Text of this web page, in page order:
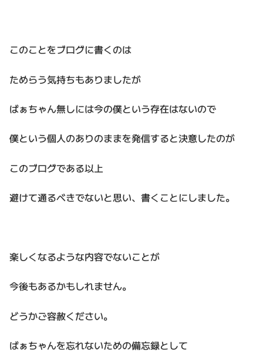
このことをブログに書くのは
ためらう気持ちもありましたが
ばぁちゃん無しには今の僕という存在はないので
僕という個人のありのままを発信すると決意したのが
このブログである以上
避けて通るべきでないと思い、書くことにしました。
楽しくなるような内容でないことが
今後もあるかもしれません。
どうかご容赦ください。
ばぁちゃんを忘れないための備忘録として